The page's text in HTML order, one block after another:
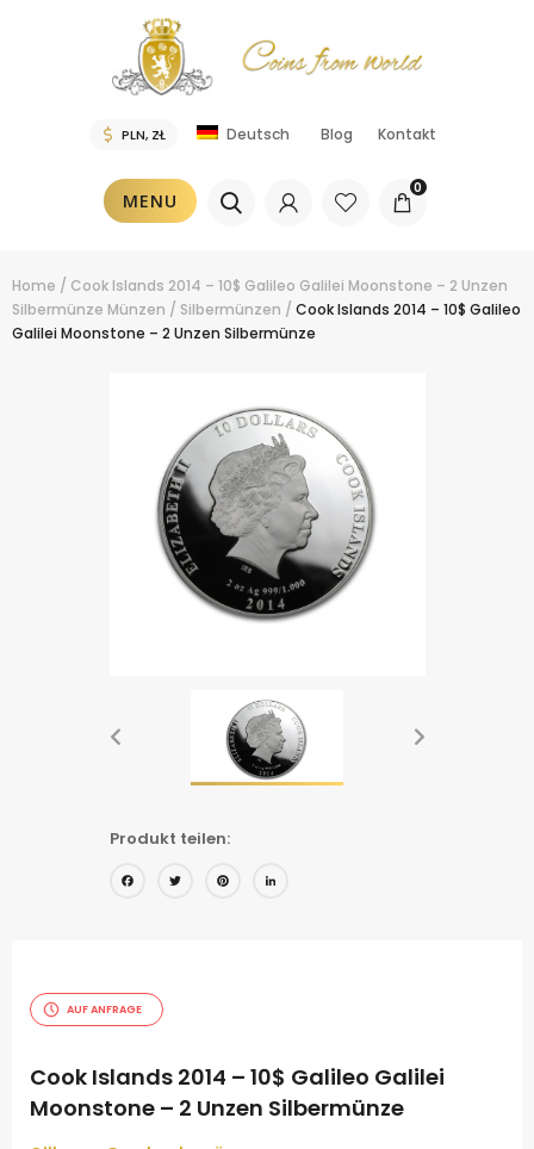
Deutsch Blog Kontakt
MENU
0
Home / Cook Islands 2014 – 10$ Galileo Galilei Moonstone – 2 Unzen
Silbermünze Münzen / Silbermünzen / Cook Islands 2014 – 10$ Galileo
Galilei Moonstone – 2 Unzen Silbermünze
Produkt teilen:
Facebook
TwitterPinterest
AUF ANFRAGE
Cook Islands 2014 – 10$ Galileo Galilei
Moonstone – 2 Unzen Silbermünze